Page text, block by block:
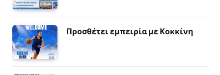
Προσθέτει εμπειρία με Κοκκίνη